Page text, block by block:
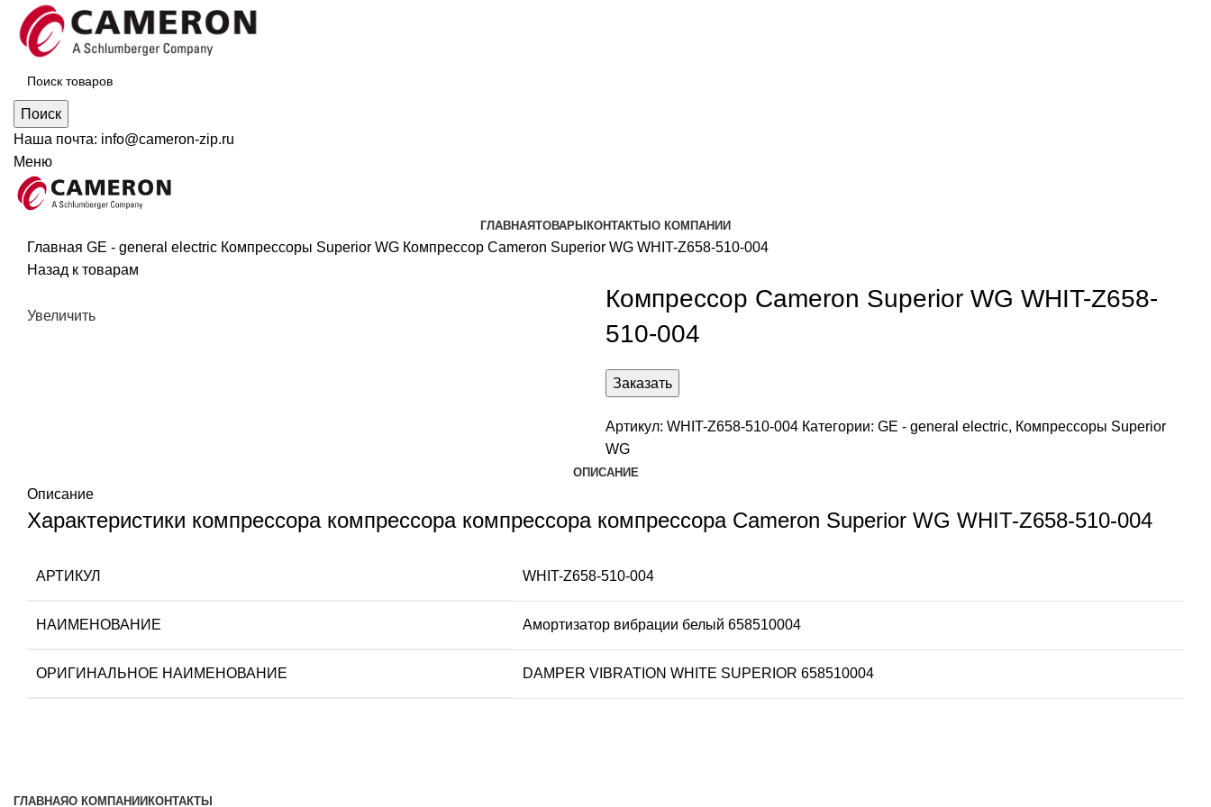
Поиск
Наша почта: info@cameron-zip.ru
Меню
ГЛАВНАЯТОВАРЫ КОНТАКТЫ О КОМПАНИИ
Главная GE - general electric Компрессоры Superior WG Компрессор Cameron Superior WG WHIT-Z658-510-004
Назад к товарам
Увеличить
Компрессор Cameron Superior WG WHIT-Z658-
510-004
Заказать
Артикул: WHIT-Z658-510-004 Категории: GE - general electric, Компрессоры Superior
WG
ОПИСАНИЕ
Описание
Характеристики компрессора компрессора компрессора компрессора Cameron Superior WG WHIT-Z658-510-004
АРТИКУЛ WHIT-Z658-510-004
НАИМЕНОВАНИЕ Амортизатор вибрации белый 658510004
ОРИГИНАЛЬНОЕ НАИМЕНОВАНИЕ DAMPER VIBRATION WHITE SUPERIOR 658510004
ГЛАВНАЯО КОМПАНИИ КОНТАКТЫ